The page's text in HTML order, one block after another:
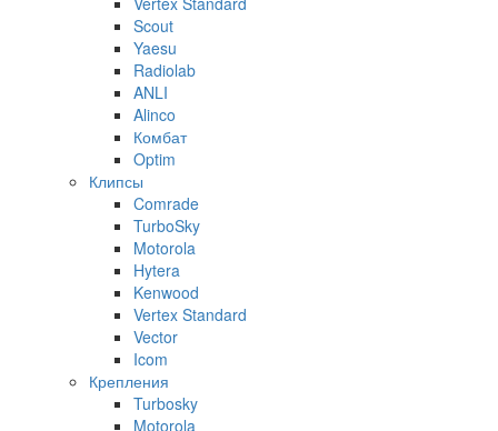
Scout
Yaesu
Radiolab
ANLI
Alinco
Комбат
Optim
Клипсы
Comrade
TurboSky
Motorola
Hytera
Kenwood
Vertex Standard
Vector
Icom
Крепления
Turbosky
Motorola